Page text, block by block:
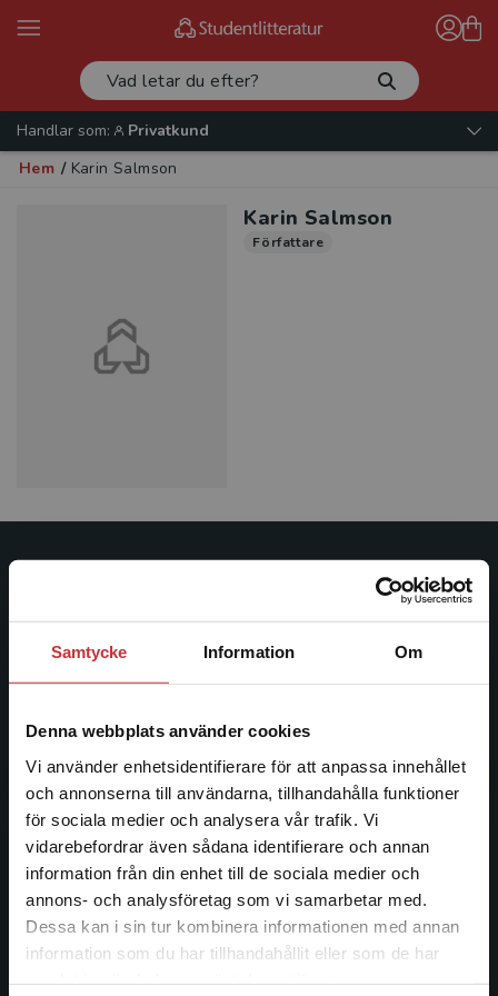
Samtycke Information Om
Denna webbplats använder cookies
Vi använder enhetsidentifierare för att anpassa innehållet
och annonserna till användarna, tillhandahålla funktioner
för sociala medier och analysera vår trafik. Vi
vidarebefordrar även sådana identifierare och annan
information från din enhet till de sociala medier och
annons- och analysföretag som vi samarbetar med.
Dessa kan i sin tur kombinera informationen med annan
information som du har tillhandahållit eller som de har
Begränsad fraktregion
Det verkar som att du besöker
Handlar som:
Privatkund
Hem / Karin Salmson
Karin Salmson
Författare
Studentlitteratur grundades 1963 och är idag Sveriges
ledande utbildningsförlag. Med läromedel, kurslitteratur,
facklitteratur, utbildningar och digitala
längs hela kunskapsresan.
Kontakta oss
Kontakta oss
046-31 20 00
Postadress:
Box 141
221 00 Lund